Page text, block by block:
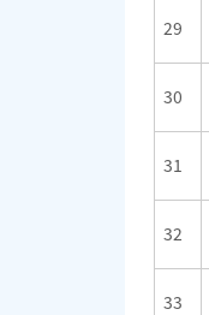
29
30
31
32
33